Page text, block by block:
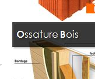
,